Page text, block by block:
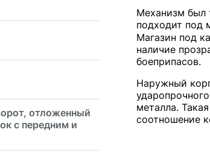
отложенный
с передним и
Механизм был
подходит под
Магазин под
наличие
боеприпасов.
Наружный
металла.
соотношение